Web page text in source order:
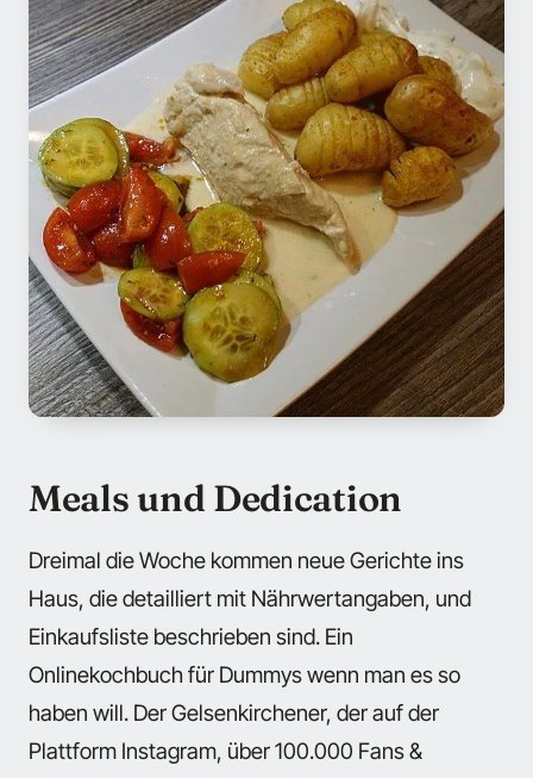
Meals und Dedication
Dreimal die Woche kommen neue Gerichte ins
Haus, die detailliert mit Nährwertangaben, und
Einkaufsliste beschrieben sind. Ein
Onlinekochbuch für Dummys wenn man es so
haben will. Der Gelsenkirchener, der auf der
Plattform Instagram, über 100.000 Fans &